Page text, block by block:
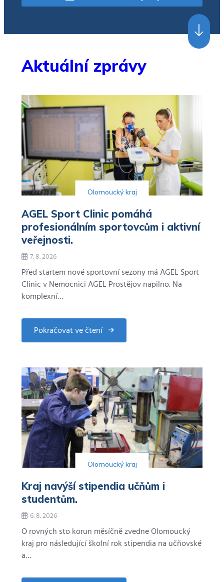
Filmový pás už v kině neznají
Aktuální zprávy
Olomoucký kraj
AGEL Sport Clinic pomáhá
profesionálním sportovcům i aktivní
veřejnosti.
7. 8. 2026
Před startem nové sportovní sezony má AGEL Sport
Clinic v Nemocnici AGEL Prostějov napilno. Na
komplexní…
Pokračovat ve čtení
about
AGEL
pomáhá
profesionálním
sportovcům
i
aktivní
veřejnosti.
Olomoucký kraj
Kraj navýší stipendia učňům i
studentům.
6. 8. 2026
O rovných sto korun měsíčně zvedne Olomoucký
kraj pro následující školní rok stipendia na učňovské
a…